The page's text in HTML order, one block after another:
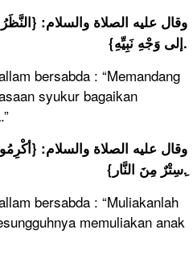
وقال عليه الصلاة والسلام:
إلى وَجْهِ نَبِيِّهِ}.
bersabda : “Memandang
syukur bagaikan
وقال عليه الصلاة والسلام:
سِتْرٌ مِنَ النَّار}ِ.
bersabda : “Muliakanlah
memuliakan anak